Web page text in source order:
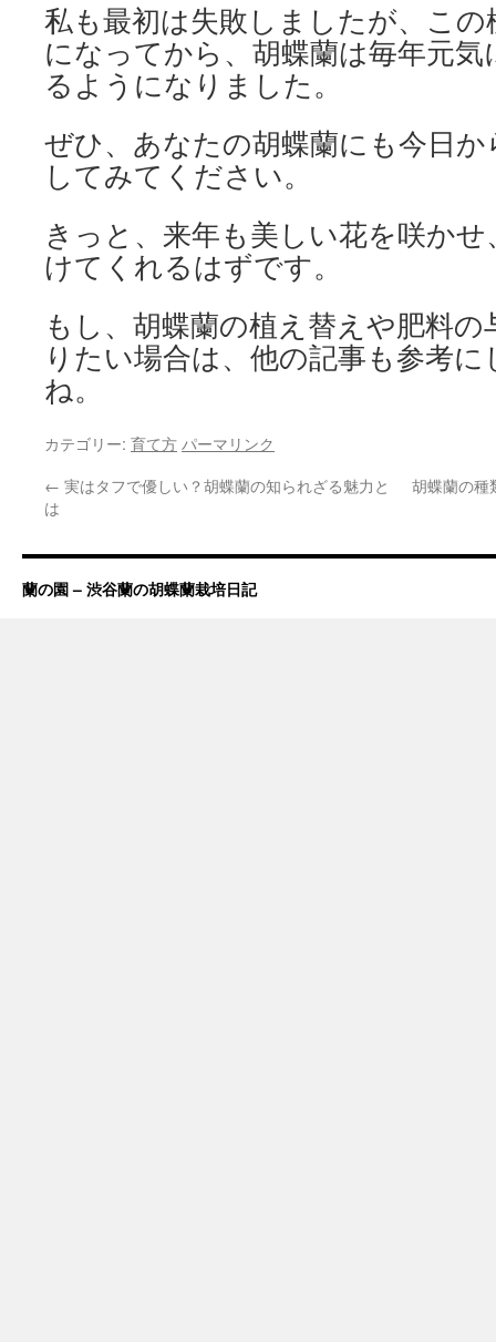
私も最初は失敗しましたが、こ
になってから、胡蝶蘭は毎年元
るようになりました。
ぜひ、あなたの胡蝶蘭にも今日
してみてください。
きっと、来年も美しい花を咲か
けてくれるはずです。
もし、胡蝶蘭の植え替えや肥料
りたい場合は、他の記事も参考
ね。
カテゴリー: 育て方 パーマリンク
← 実はタフで優しい？胡蝶蘭の知られざる魅力と
は
胡蝶蘭の種
蘭の園 – 渋谷蘭の胡蝶蘭栽培日記